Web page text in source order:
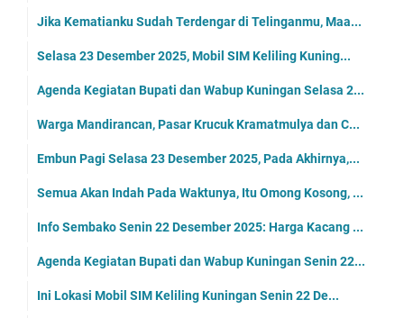
Jika Kematianku Sudah Terdengar di Telinganmu, Maa...
Selasa 23 Desember 2025, Mobil SIM Keliling Kuning...
Agenda Kegiatan Bupati dan Wabup Kuningan Selasa 2...
Warga Mandirancan, Pasar Krucuk Kramatmulya dan C...
Embun Pagi Selasa 23 Desember 2025, Pada Akhirnya,...
Semua Akan Indah Pada Waktunya, Itu Omong Kosong, ...
Info Sembako Senin 22 Desember 2025: Harga Kacang ...
Agenda Kegiatan Bupati dan Wabup Kuningan Senin 22...
Ini Lokasi Mobil SIM Keliling Kuningan Senin 22 De...